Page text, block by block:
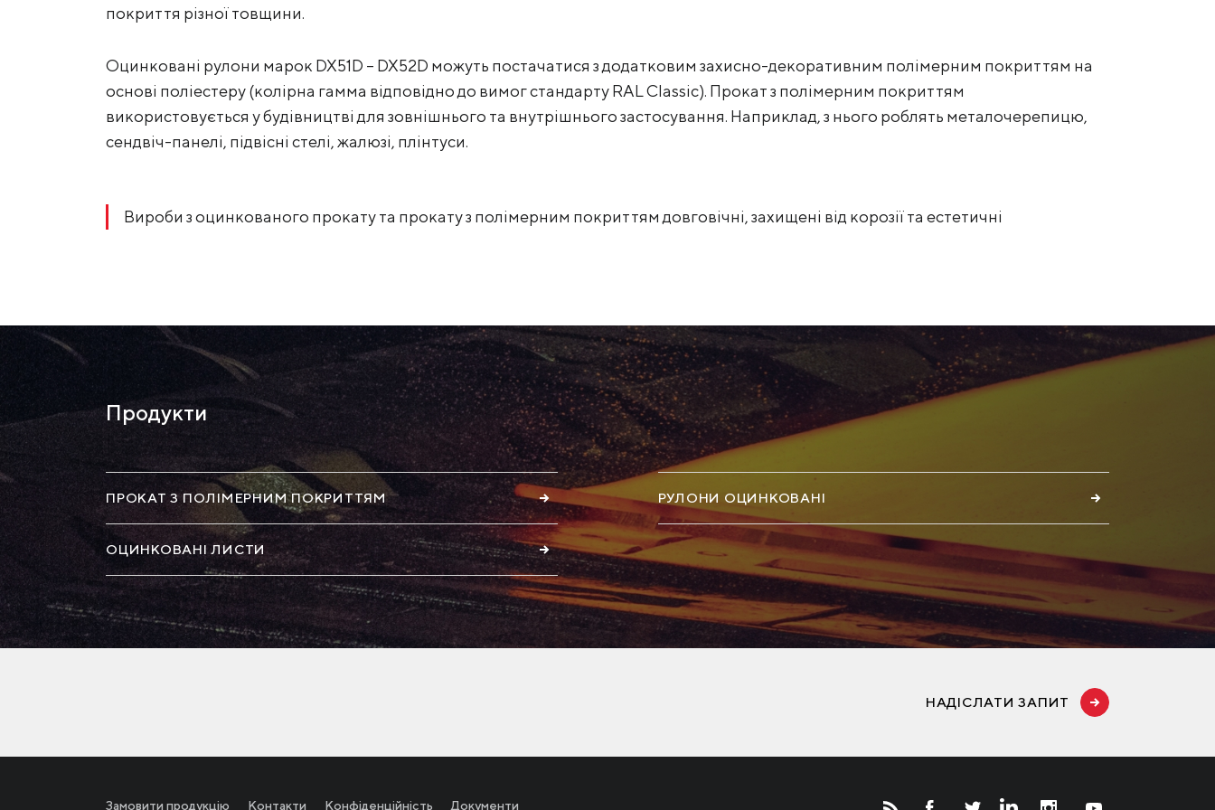
покриття різної товщини.
Оцинковані рулони марок DX51D – DX52D можуть постачатися з додатковим захисно-декоративним полімерним покриттям на
основі поліестеру (колірна гамма відповідно до вимог стандарту RAL Classic). Прокат з полімерним покриттям
використовується у будівництві для зовнішнього та внутрішнього застосування. Наприклад, з нього роблять металочерепицю,
сендвіч-панелі, підвісні стелі, жалюзі, плінтуси.
Вироби з оцинкованого прокату та прокату з полімерним покриттям довговічні, захищені від корозії та естетичні
Продукти
ПРОКАТ З ПОЛІМЕРНИМ ПОКРИТТЯМ
ОЦИНКОВАНІ ЛИСТИ
РУЛОНИ ОЦИНКОВАНІ
НАДІСЛАТИ ЗАПИТ
Замовити продукцію Контакти Конфіденційність Документи
Инвесторам